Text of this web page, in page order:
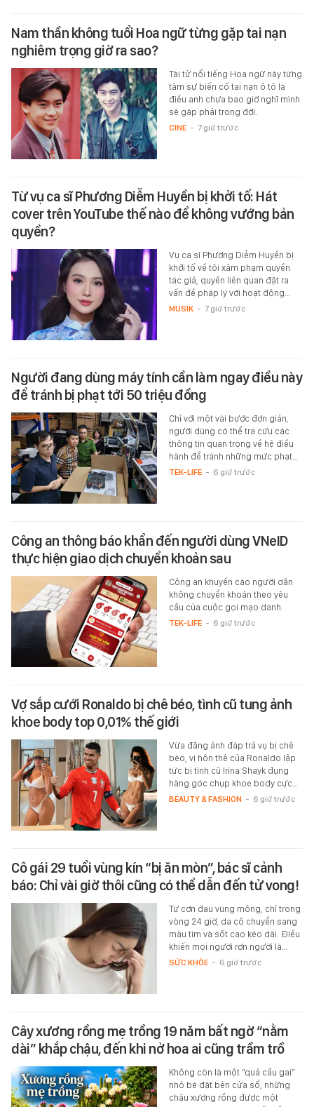
Nam thần không tuổi Hoa ngữ từng gặp tai nạn
nghiêm trọng giờ ra sao?
Tài tử nổi tiếng Hoa ngữ này từng
tâm sự biến cố tai nạn ô tô là
điều anh chưa bao giờ nghĩ mình
sẽ gặp phải trong đời.
CINE - 7 giờ trước
Từ vụ ca sĩ Phương Diễm Huyền bị khởi tố: Hát
cover trên YouTube thế nào để không vướng bản
quyền?
Vụ ca sĩ Phương Diễm Huyền bị
khởi tố về tội xâm phạm quyền
tác giả, quyền liên quan đặt ra
vấn đề pháp lý với hoạt động…
MUSIK - 7 giờ trước
Người đang dùng máy tính cần làm ngay điều này
để tránh bị phạt tới 50 triệu đồng
Chỉ với một vài bước đơn giản,
người dùng có thể tra cứu các
thông tin quan trọng về hệ điều
hành để tránh những mức phạt…
TEK-LIFE - 6 giờ trước
Công an thông báo khẩn đến người dùng VNeID
thực hiện giao dịch chuyển khoản sau
Công an khuyến cáo người dân
không chuyển khoản theo yêu
cầu của cuộc gọi mạo danh.
TEK-LIFE - 6 giờ trước
Vợ sắp cưới Ronaldo bị chê béo, tình cũ tung ảnh
khoe body top 0,01% thế giới
Vừa đăng ảnh đáp trả vụ bị chê
béo, vị hôn thê của Ronaldo lập
tức bị tình cũ Irina Shayk đụng
hàng góc chụp khoe body cực…
BEAUTY & FASHION - 6 giờ trước
Cô gái 29 tuổi vùng kín “bị ăn mòn”, bác sĩ cảnh
báo: Chỉ vài giờ thôi cũng có thể dẫn đến tử vong!
Từ cơn đau vùng mông, chỉ trong
vòng 24 giờ, da cô chuyển sang
màu tím và sốt cao kéo dài. Điều
khiến mọi người rợn người là…
SỨC KHỎE - 6 giờ trước
Cây xương rồng mẹ trồng 19 năm bất ngờ “nằm
dài” khắp chậu, đến khi nở hoa ai cũng trầm trồ
Không còn là một “quả cầu gai”
nhỏ bé đặt bên cửa sổ, những
chậu xương rồng được một